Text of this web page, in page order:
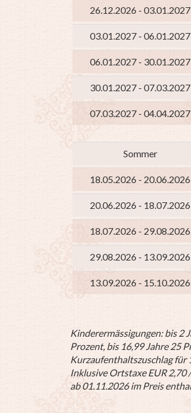
26.12.2026 - 03.01.2027
03.01.2027 - 06.01.2027
06.01.2027 - 30.01.2027
30.01.2027 - 07.03.2027
07.03.2027 - 04.04.2027
Sommer
18.05.2026 - 20.06.2026
20.06.2026 - 18.07.2026
18.07.2026 - 29.08.2026
29.08.2026 - 13.09.2026
13.09.2026 - 15.10.2026
Kinderermässigungen: bis 2
Prozent, bis 16,99 Jahre 25
Kurzaufenthaltszuschlag für
Inklusive Ortstaxe EUR 2,70
ab 01.11.2026 im Preis